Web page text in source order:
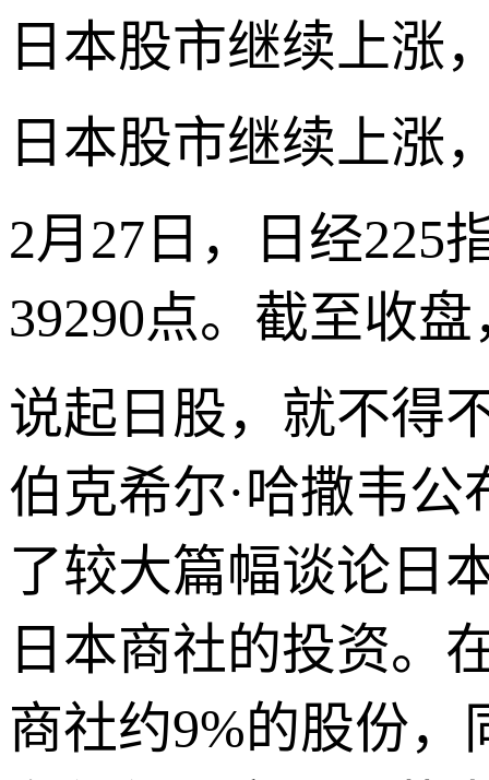
日本股市继续上涨
日本股市继续上涨
2月27日，日经225
39290点。截至收
说起日股，就不得
伯克希尔·哈撒韦
了较大篇幅谈论日
日本商社的投资。
商社约9%的股份